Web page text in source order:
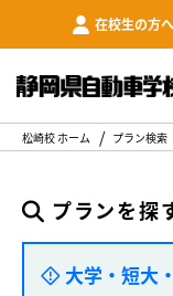
在校生の方へ
松崎校 ホーム プラン検索
プランを探
大学・短大